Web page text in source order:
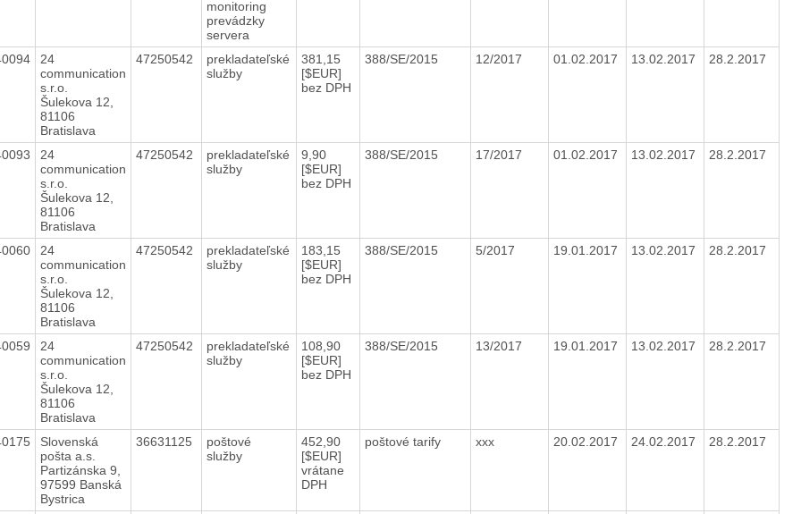
monitoring
prevádzky
servera
24
communication
s.r.o.
Šulekova 12,
81106
Bratislava
47250542
prekladateľské
služby
381,15
[$EUR]
bez DPH
388/SE/2015 12/2017 01.02.2017 13.02.2017 28.2.2017
24
communication
s.r.o.
Šulekova 12,
81106
Bratislava
47250542
prekladateľské
služby
9,90
[$EUR]
bez DPH
388/SE/2015 17/2017 01.02.2017 13.02.2017 28.2.2017
24
communication
s.r.o.
Šulekova 12,
81106
Bratislava
47250542
prekladateľské
služby
183,15
[$EUR]
bez DPH
388/SE/2015 5/2017 19.01.2017 13.02.2017 28.2.2017
24
communication
s.r.o.
Šulekova 12,
81106
Bratislava
47250542
prekladateľské
služby
108,90
[$EUR]
bez DPH
388/SE/2015 13/2017 19.01.2017 13.02.2017 28.2.2017
Slovenská
pošta a.s.
Partizánska 9,
97599 Banská
Bystrica
36631125
poštové
služby
452,90
[$EUR]
vrátane
DPH
poštové tarify xxx 20.02.2017 24.02.2017 28.2.2017